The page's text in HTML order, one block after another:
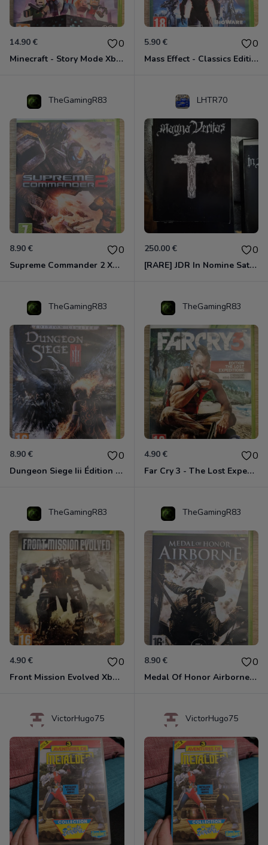
14.90 € 0
Minecraft - Story Mode Xbox 360
5.90 € 0
Mass Effect - Classics Edition Xbox 360
TheGamingR83
8.90 € 0
Supreme Commander 2 Xbox 360
LHTR70
250.00 € 0
[RARE] JDR In Nomine Satanis / Magna Veritas – 1ère Édition BOÎTE (DOS BLANC, 1989) - CROC / Siroz
TheGamingR83
8.90 € 0
Dungeon Siege Iii Édition Limitée - Vf Intégrale Xbox 360
TheGamingR83
4.90 € 0
Far Cry 3 - The Lost Expeditions - Edition Spéciale Xbox 360
TheGamingR83
4.90 € 0
Front Mission Evolved Xbox 360
TheGamingR83
8.90 € 0
Medal Of Honor Airborne Xbox 360
VictorHugo75 VictorHugo75